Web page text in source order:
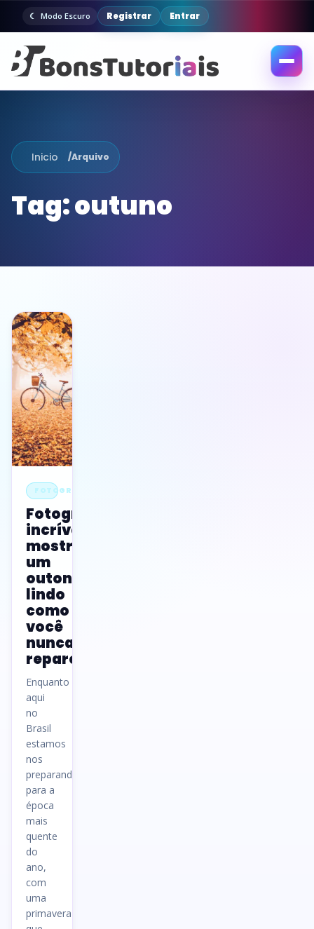
Modo Escuro Registrar Entrar
Abrir
Inicio /Arquivo
Tag:outuno
FOTOGRAFIA
Fotografias
incríveis
mostram
um
outono
lindo
como
você
nunca
reparou
Enquanto
aqui
no
Brasil
estamos
nos
preparando
para a
época
mais
quente
do
ano,
com
uma
primavera